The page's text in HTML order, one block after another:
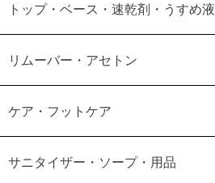
トップ・ベース・速乾剤・うすめ液
リムーバー・アセトン
ケア・フットケア
サニタイザー・ソープ・用品